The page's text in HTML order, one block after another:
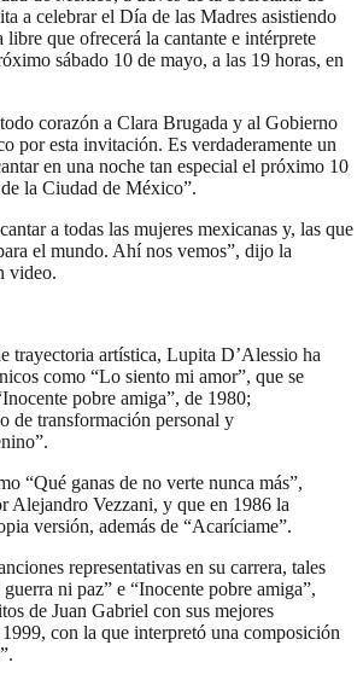
a celebrar el Día de las Madres asistiendo
libre que ofrecerá la cantante e intérprete
sábado 10 de mayo, a las 19 horas, en
corazón a Clara Brugada y al Gobierno
por esta invitación. Es verdaderamente un
en una noche tan especial el próximo 10
la Ciudad de México”.
a todas las mujeres mexicanas y, las que
el mundo. Ahí nos vemos”, dijo la
video.
trayectoria artística, Lupita D’Alessio ha
como “Lo siento mi amor”, que se
pobre amiga”, de 1980;
de transformación personal y
“Qué ganas de no verte nunca más”,
Alejandro Vezzani, y que en 1986 la
versión, además de “Acaríciame”.
representativas en su carrera, tales
ni paz” e “Inocente pobre amiga”,
de Juan Gabriel con sus mejores
con la que interpretó una composición